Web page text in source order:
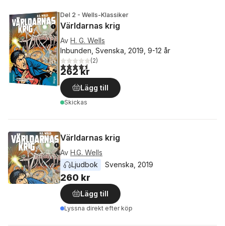
Del 2 - Wells-Klassiker
Världarnas krig
Av H. G. Wells
Inbunden, Svenska, 2019, 9-12 år
4,5utav 5 stjärnor. Totalt antal röster:
(2)
262 kr
Lägg till
Skickas
Världarnas krig
Av H.G. Wells
Ljudbok
Svenska 2019
260 kr
Lägg till
Lyssna direkt efter köp